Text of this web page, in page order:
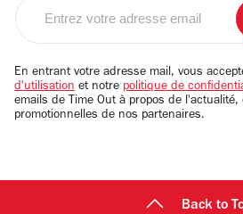
email
En entrant votre adresse mail, vous
d'utilisation et notre politique de
emails de Time Out à propos de
promotionnelles de nos partenaires.
Back to